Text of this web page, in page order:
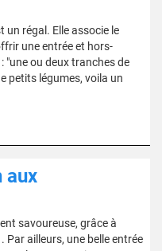
un régal. Elle associe le
une entrée et hors-
"une ou deux tranches de
petits légumes, voila un
aux
savoureuse, grâce à
Par ailleurs, une belle entrée